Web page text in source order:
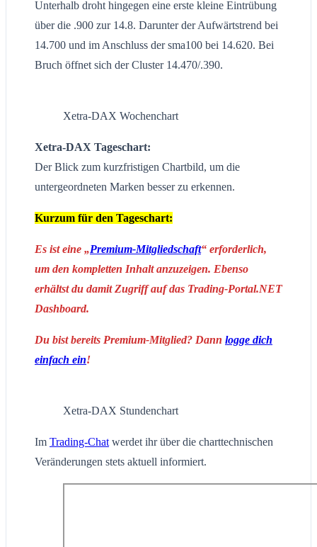
Unterhalb droht hingegen eine erste kleine Eintrübung
über die .900 zur 14.8. Darunter der Aufwärtstrend bei
14.700 und im Anschluss der sma100 bei 14.620. Bei
Bruch öffnet sich der Cluster 14.470/.390.
Xetra-DAX Wochenchart
Xetra-DAX Tageschart:
Der Blick zum kurzfristigen Chartbild, um die
untergeordneten Marken besser zu erkennen.
Kurzum für den Tageschart:
Es ist eine „Premium-Mitgliedschaft“ erforderlich,
um den kompletten Inhalt anzuzeigen. Ebenso
erhältst du damit Zugriff auf das Trading-Portal.NET
Dashboard.
Du bist bereits Premium-Mitglied? Dann logge dich
einfach ein!
Xetra-DAX Stundenchart
Im Trading-Chat werdet ihr über die charttechnischen
Veränderungen stets aktuell informiert.